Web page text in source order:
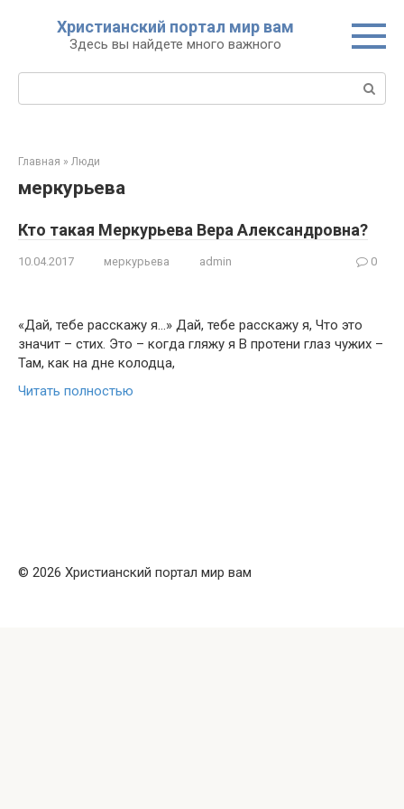
Христианский портал мир вам
Здесь вы найдете много важного
Поиск:
Главная » Люди
меркурьева
Кто такая Меркурьева Вера Александровна?
10.04.2017 меркурьева admin 0
«Дай, тебе расскажу я…» Дай, тебе расскажу я, Что это
значит – стих. Это – когда гляжу я В протени глаз чужих –
Там, как на дне колодца,
Читать полностью
© 2026 Христианский портал мир вам